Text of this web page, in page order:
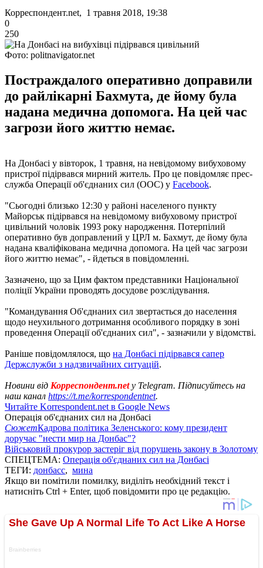
Корреспондент.net, 1 травня 2018, 19:38
0
250
Фото: politnavigator.net
Постраждалого оперативно доправили
до райлікарні Бахмута, де йому була
надана медична допомога. На цей час
загрози його життю немає.
На Донбасі у вівторок, 1 травня, на невідомому вибуховому
пристрої підірвався мирний житель. Про це повідомляє прес-
служба Операції об'єднаних сил (ООС) у Facebook.
"Сьогодні близько 12:30 у районі населеного пункту
Майорськ підірвався на невідомому вибуховому пристрої
цивільний чоловік 1993 року народження. Потерпілий
оперативно був доправлений у ЦРЛ м. Бахмут, де йому була
надана кваліфікована медична допомога. На цей час загрози
його життю немає", - йдеться в повідомленні.
Зазначено, що за Цим фактом представники Національної
поліції України проводять досудове розслідування.
"Командування Об'єднаних сил звертається до населення
щодо неухильного дотримання особливого порядку в зоні
проведення Операції об'єднаних сил", - зазначили у відомстві.
Раніше повідомлялося, що на Донбасі підірвався сапер
Держслужби з надзвичайних ситуацій.
Новини від Корреспондент.netу Telegram. Підписуйтесь на
наш канал https://t.me/korrespondentnet.
Читайте Korrespondent.net в Google News
Операція об'єднаних сил на Донбасі
СюжетКадрова політика Зеленського: кому президент
доручає "нести мир на Донбас"?
Військовий прокурор застеріг від порушень закону в Золотому
СПЕЦТЕМА: Операція об'єднаних сил на Донбасі
ТЕГИ: донбасс, мина
Якщо ви помітили помилку, виділіть необхідний текст і
натисніть Ctrl + Enter, щоб повідомити про це редакцію.